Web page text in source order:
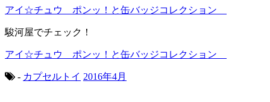
アイ☆チュウ ポンッ！と缶バッジコレクション
駿河屋でチェック！
アイ☆チュウ ポンッ！と缶バッジコレクション
- カプセルトイ 2016年4月